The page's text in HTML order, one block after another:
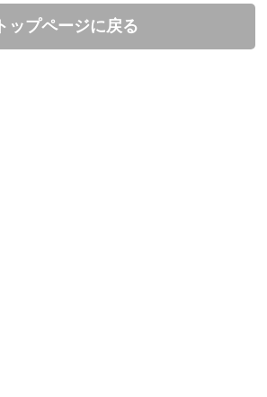
トップページに戻る